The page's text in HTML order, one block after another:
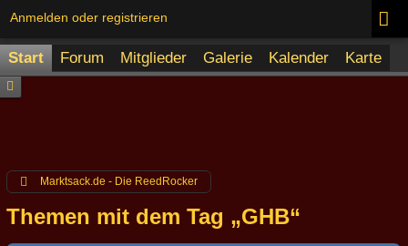
Anmelden oder registrieren
Start Forum Mitglieder Galerie Kalender Karte
Marktsack.de - Die ReedRocker
Themen mit dem Tag „GHB“